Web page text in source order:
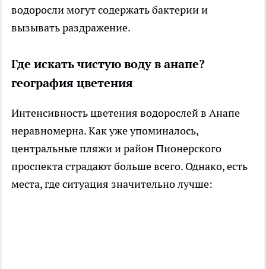
водоросли могут содержать бактерии и
вызывать раздражение.
Где искать чистую воду в анапе?
география цветения
Интенсивность цветения водорослей в Анапе
неравномерна. Как уже упоминалось,
центральные пляжи и район Пионерского
проспекта страдают больше всего. Однако, есть
места, где ситуация значительно лучше: